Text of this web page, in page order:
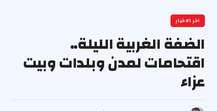
اخر الاخبار
الضفة الغربية الليلة..
اقتحامات لمدن وبلدات وبيت
عزاء